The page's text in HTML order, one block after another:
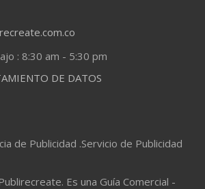
: 8:30 am - 5:30 pm
DE DATOS
de Publicidad .Servicio de Publicidad
Es una Guía Comercial -